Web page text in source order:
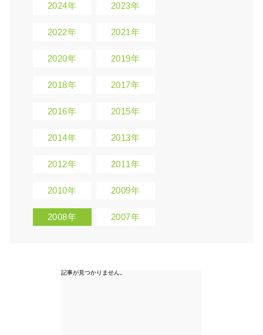
2024年 2023年
2022年 2021年
2020年 2019年
2018年 2017年
2016年 2015年
2014年 2013年
2012年 2011年
2010年 2009年
2008年 2007年
記事が見つかりません。